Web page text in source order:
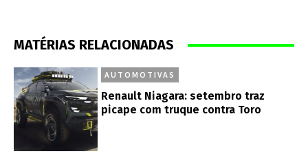
MATÉRIAS RELACIONADAS
AUTOMOTIVAS
Renault Niagara: setembro traz
picape com truque contra Toro